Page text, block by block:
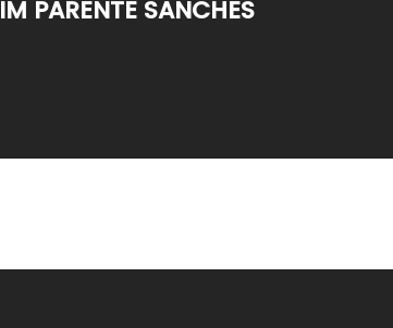
PARENTE SANCHES